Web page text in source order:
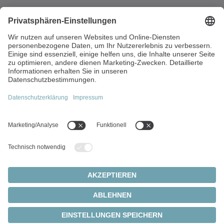
Energiestraße 2
2540 Bad Vöslau
Österreich
+43 2252 890145-0
Top-Themen:
Produkte
Servogetriebe
Servomotoren
Ritzel-Zahnstangen-Systeme
DatenschutzImpressum
© 2026 - WITTENSTEIN SE